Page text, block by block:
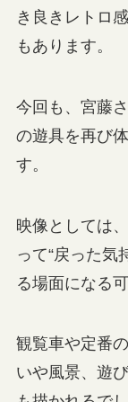
き良きレトロ
もあります。
今回も、宮藤
の遊具を再び
す。
映像としては
って“戻った気
る場面になる
観覧車や定番
いや風景、遊